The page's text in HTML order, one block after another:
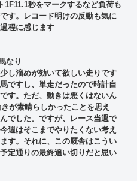
1F11.1秒をマークするなど負荷も
す。レコード明けの反動も気に
程に感じます
なり
し溜めが効いて欲しい走りです
ですし、単走だったので時計自
す。ただ、動きは悪くはないん
が素晴らしかったことを思え
でした。ですが、レース当週で
週はそこまでやりたくない考え
す。それに、この厩舎はこうい
定通りの最終追い切りだと思い